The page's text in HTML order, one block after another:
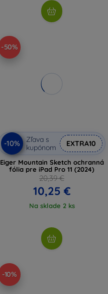
-50%
-10%
Zľava s
kupónom
EXTRA10
Eiger Mountain Sketch ochranná
fólia pre iPad Pro 11 (2024)
20,39 €
10,25 €
Na sklade 2 ks
-10%